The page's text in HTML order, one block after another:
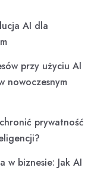
AI dla
przy użyciu AI
nowoczesnym
prywatność
w biznesie: Jak AI